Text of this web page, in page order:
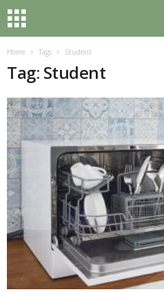
Home Tags Student
Tag: Student